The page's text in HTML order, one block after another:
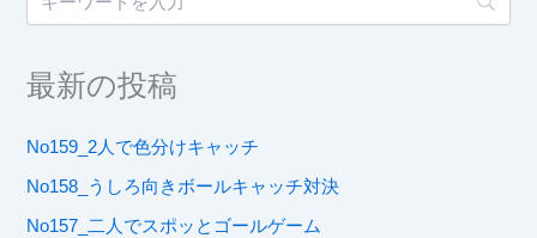
最新の投稿
No159_2人で色分けキャッチ
No158_うしろ向きボールキャッチ対決
No157_二人でスポッとゴールゲーム